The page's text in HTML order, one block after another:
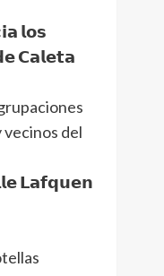
𝗹𝗼𝘀
𝗖𝗮𝗹𝗲𝘁𝗮
vecinos del
𝗟𝗮𝗳𝗾𝘂𝗲𝗻